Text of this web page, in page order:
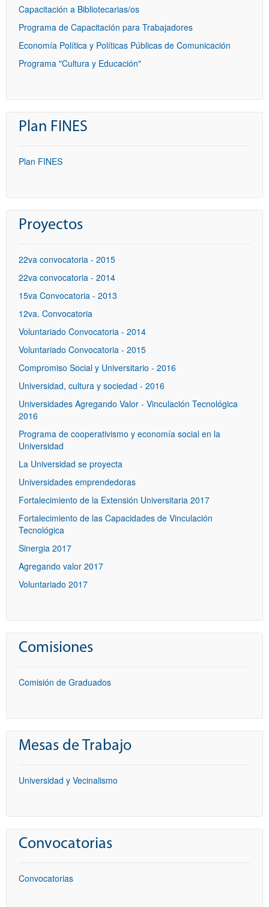
Capacitación a Bibliotecarias/os
Programa de Capacitación para Trabajadores
Economía Política y Políticas Públicas de Comunicación
Programa "Cultura y Educación"
Plan FINES
Plan FINES
Proyectos
22va convocatoria - 2015
22va convocatoria - 2014
15va Convocatoria - 2013
12va. Convocatoria
Voluntariado Convocatoria - 2014
Voluntariado Convocatoria - 2015
Compromiso Social y Universitario - 2016
Universidad, cultura y sociedad - 2016
Universidades Agregando Valor - Vinculación Tecnológica
2016
Programa de cooperativismo y economía social en la
Universidad
La Universidad se proyecta
Universidades emprendedoras
Fortalecimiento de la Extensión Universitaria 2017
Fortalecimiento de las Capacidades de Vinculación
Tecnológica
Sinergia 2017
Agregando valor 2017
Voluntariado 2017
Comisiones
Comisión de Graduados
Mesas de Trabajo
Universidad y Vecinalismo
Convocatorias
Convocatorias